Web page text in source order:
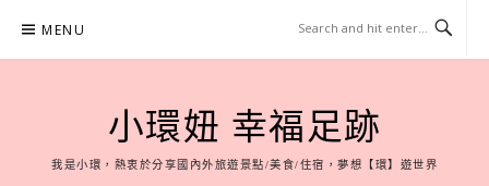
content
MENU
小環妞 幸福足跡
我是小環，熱衷於分享國內外旅遊景點/美食/住宿，夢想【環】遊世界